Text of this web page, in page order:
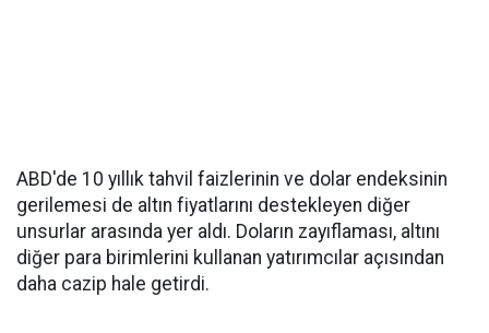
ABD'de 10 yıllık tahvil faizlerinin ve dolar endeksinin
gerilemesi de altın fiyatlarını destekleyen diğer
unsurlar arasında yer aldı. Doların zayıflaması, altını
diğer para birimlerini kullanan yatırımcılar açısından
daha cazip hale getirdi.